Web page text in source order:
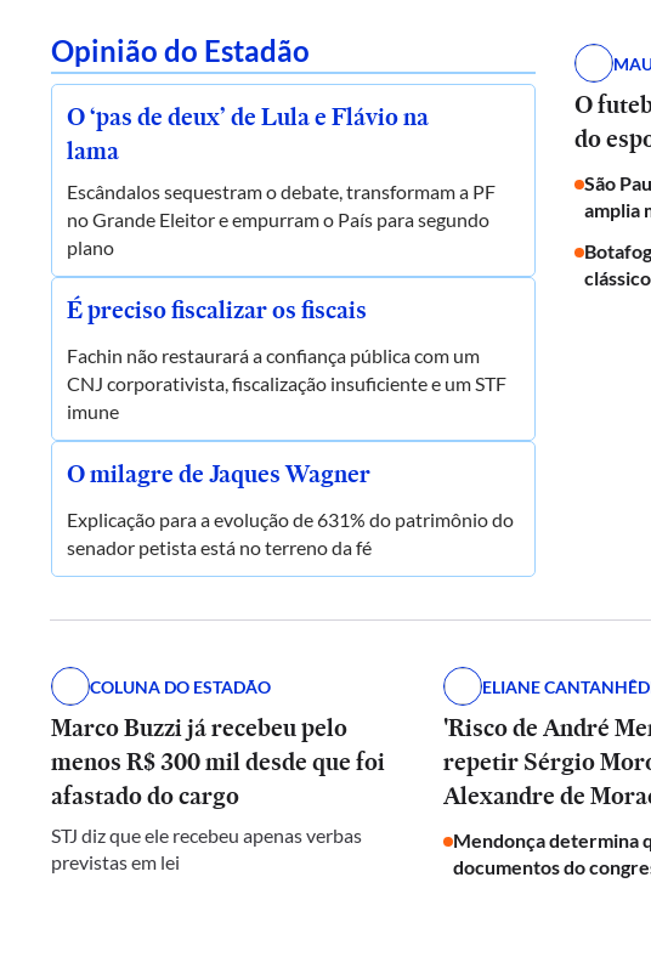
Opinião do Estadão
O ‘pas de deux’ de Lula e Flávio na
lama
Escândalos sequestram o debate, transformam a PF
no Grande Eleitor e empurram o País para segundo
plano
É preciso fiscalizar os fiscais
Fachin não restaurará a confiança pública com um
CNJ corporativista, fiscalização insuficiente e um STF
imune
O milagre de Jaques Wagner
Explicação para a evolução de 631% do patrimônio do
senador petista está no terreno da fé
O
do
São
amplia
COLUNA DO ESTADÃO
Marco Buzzi já recebeu pelo
menos R$ 300 mil desde que foi
afastado do cargo
STJ diz que ele recebeu apenas verbas
previstas em lei
ELIANE
'Risco de André
repetir Sérgio
Alexandre de
Mendonça determina
documentos do